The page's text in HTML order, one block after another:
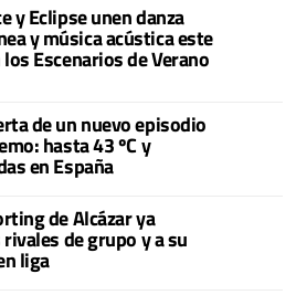
y Eclipse unen danza
y música acústica este
Escenarios de Verano
de un nuevo episodio
hasta 43 ºC y
en España
de Alcázar ya
de grupo y a su
liga